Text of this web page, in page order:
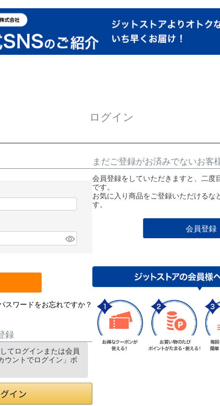
ログイン
スワードをお忘れですか？
録
てログインまたは会員
ウントでログイン」ボ
まだご登録がお済みでないお客
会員登録をしていただきますと、二度
です。
お気に入り商品をご登録いただけるな
す。
会員登録